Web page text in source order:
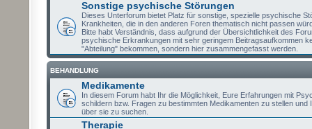
Sonstige psychische Störungen
Dieses Unterforum bietet Platz für sonstige, spezielle psychische
Krankheiten, die in den anderen Foren thematisch nicht passen
Bitte habt Verständnis, dass aufgrund der Übersichtlichkeit des
psychische Erkrankungen mit sehr geringem Beitragsaufkommen
"Abteilung" bekommen, sondern hier zusammengefasst werden.
BEHANDLUNG
Medikamente
In diesem Forum habt Ihr die Möglichkeit, Eure Erfahrungen mit
schildern bzw. Fragen zu bestimmten Medikamenten zu stellen und
über sie zu suchen.
Therapie